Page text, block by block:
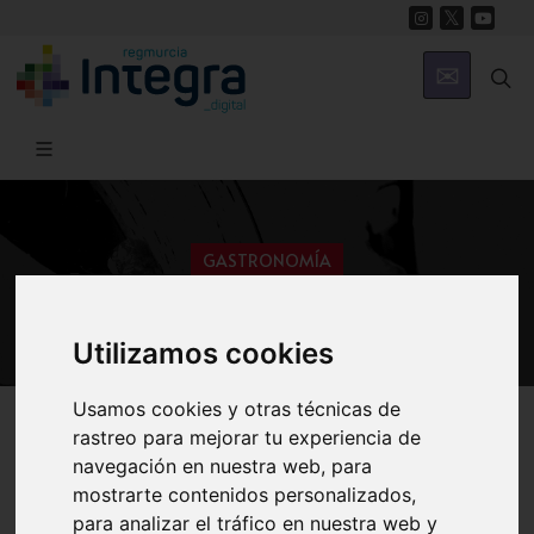
Utilizamos cookies
Usamos cookies y otras técnicas de
rastreo para mejorar tu experiencia de
navegación en nuestra web, para
mostrarte contenidos personalizados,
para analizar el tráfico en nuestra web y
GASTRONOMÍA
Región de Murcia Digital Gastronomía Hortalizas-Verduras
Historia Archivo Municipal de Calasparra